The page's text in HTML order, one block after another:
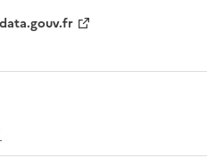
data.gouv.fr